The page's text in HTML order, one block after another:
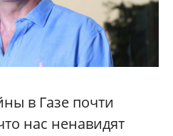
в Газе почти
нас ненавидят